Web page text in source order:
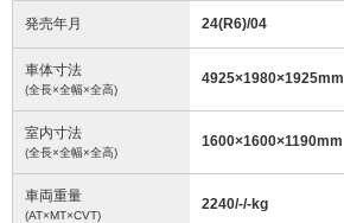
発売年月 24(R6)/04
車体寸法
(全長×全幅×全高)
4925×1980×1925mm
室内寸法
(全長×全幅×全高)
1600×1600×1190mm
車両重量
(AT×MT×CVT)
2240/-/-kg